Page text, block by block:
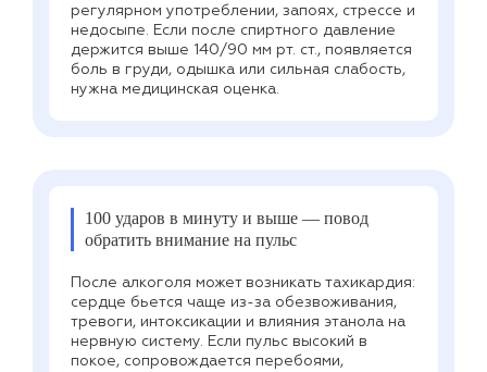
регулярном употреблении, запоях, стрессе и
недосыпе. Если после спиртного давление
держится выше 140/90 мм рт. ст., появляется
боль в груди, одышка или сильная слабость,
нужна медицинская оценка.
100 ударов в минуту и выше — повод
обратить внимание на пульс
После алкоголя может возникать тахикардия:
сердце бьется чаще из-за обезвоживания,
тревоги, интоксикации и влияния этанола на
нервную систему. Если пульс высокий в
покое, сопровождается перебоями,